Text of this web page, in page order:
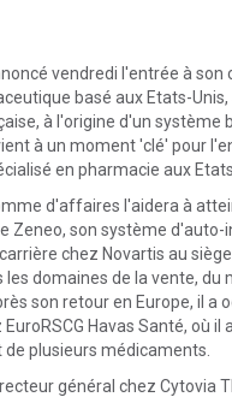
vendredi l'entrée à son
basé aux Etats-
à l'origine d'un système
à un moment 'clé' pour
en pharmacie aux
d'affaires l'aidera à
Zeneo, son système d'auto-
chez Novartis au
domaines de la vente,
son retour en Europe, il a
Havas Santé, où
plusieurs médicaments.
général chez Cytovia